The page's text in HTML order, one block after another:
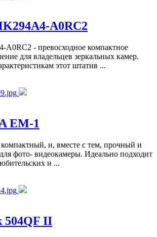
A0RC2
A0RC2 - превосходное компактное
для владельцев зеркальных камер.
этот штатив ...
EM-1
и, вместе с тем, прочный и
фото- видеокамеры. Идеально подходит
и ...
II